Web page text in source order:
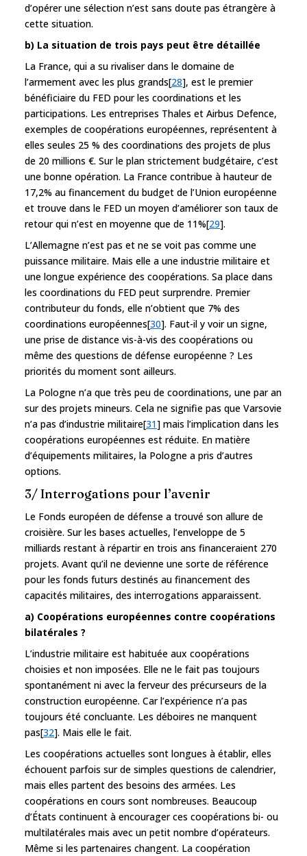
d’opérer une sélection n’est sans doute pas étrangère à
cette situation.
b) La situation de trois pays peut être détaillée
La France, qui a su rivaliser dans le domaine de
l’armement avec les plus grands[28], est le premier
bénéficiaire du FED pour les coordinations et les
participations. Les entreprises Thales et Airbus Defence,
exemples de coopérations européennes, représentent à
elles seules 25 % des coordinations des projets de plus
de 20 millions €. Sur le plan strictement budgétaire, c’est
une bonne opération. La France contribue à hauteur de
17,2% au financement du budget de l’Union européenne
et trouve dans le FED un moyen d’améliorer son taux de
retour qui n’est en moyenne que de 11%[29].
L’Allemagne n’est pas et ne se voit pas comme une
puissance militaire. Mais elle a une industrie militaire et
une longue expérience des coopérations. Sa place dans
les coordinations du FED peut surprendre. Premier
contributeur du fonds, elle n’obtient que 7% des
coordinations européennes[30]. Faut-il y voir un signe,
une prise de distance vis-à-vis des coopérations ou
même des questions de défense européenne ? Les
priorités du moment sont ailleurs.
La Pologne n’a que très peu de coordinations, une par an
sur des projets mineurs. Cela ne signifie pas que Varsovie
n’a pas d’industrie militaire[31] mais l’implication dans les
coopérations européennes est réduite. En matière
d’équipements militaires, la Pologne a pris d’autres
options.
3/ Interrogations pour l’avenir
Le Fonds européen de défense a trouvé son allure de
croisière. Sur les bases actuelles, l’enveloppe de 5
milliards restant à répartir en trois ans financeraient 270
projets. Avant qu’il ne devienne une sorte de référence
pour les fonds futurs destinés au financement des
capacités militaires, des interrogations apparaissent.
a) Coopérations européennes contre coopérations
bilatérales ?
L’industrie militaire est habituée aux coopérations
choisies et non imposées. Elle ne le fait pas toujours
spontanément ni avec la ferveur des précurseurs de la
construction européenne. Car l’expérience n’a pas
toujours été concluante. Les déboires ne manquent
pas[32]. Mais elle le fait.
Les coopérations actuelles sont longues à établir, elles
échouent parfois sur de simples questions de calendrier,
mais elles partent des besoins des armées. Les
coopérations en cours sont nombreuses. Beaucoup
d’États continuent à encourager ces coopérations bi- ou
multilatérales mais avec un petit nombre d’opérateurs.
Même si les partenaires changent. La coopération